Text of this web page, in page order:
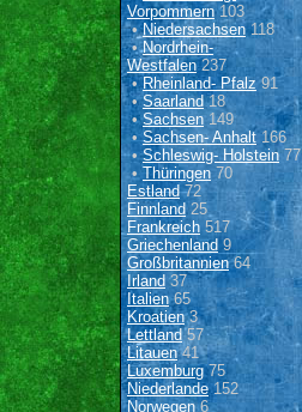
Vorpommern103
•Niedersachsen 118
•Nordrhein-
Westfalen237
•Rheinland- Pfalz 91
•Saarland18
•Sachsen 149
•Sachsen- Anhalt166
•Schleswig- Holstein 77
• Thüringen 70
Estland72
Finnland25
Frankreich 517
Griechenland 9
Großbritannien64
Irland 37
Italien65
Kroatien3
Lettland57
Litauen41
Luxemburg75
Niederlande152
Norwegen6